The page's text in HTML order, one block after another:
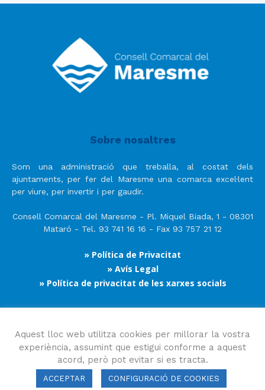
Sobre nosaltres
Som una administració que treballa, al costat dels
ajuntaments, per fer del Maresme una comarca excel·lent
per viure, per invertir i per gaudir.
Consell Comarcal del Maresme - Pl. Miquel Biada, 1 - 08301
Mataró - Tel. 93 741 16 16 - Fax 93 757 21 12
» Política de Privacitat
» Avís Legal
» Política de privacitat de les xarxes socials
Segueix-nos
Aquest lloc web utilitza cookies per millorar la vostra
experiència, assumint que estigui conforme a aquest
acord, però pot evitar si es tracta.
ACCEPTAR CONFIGURACIÓ DE COOKIES